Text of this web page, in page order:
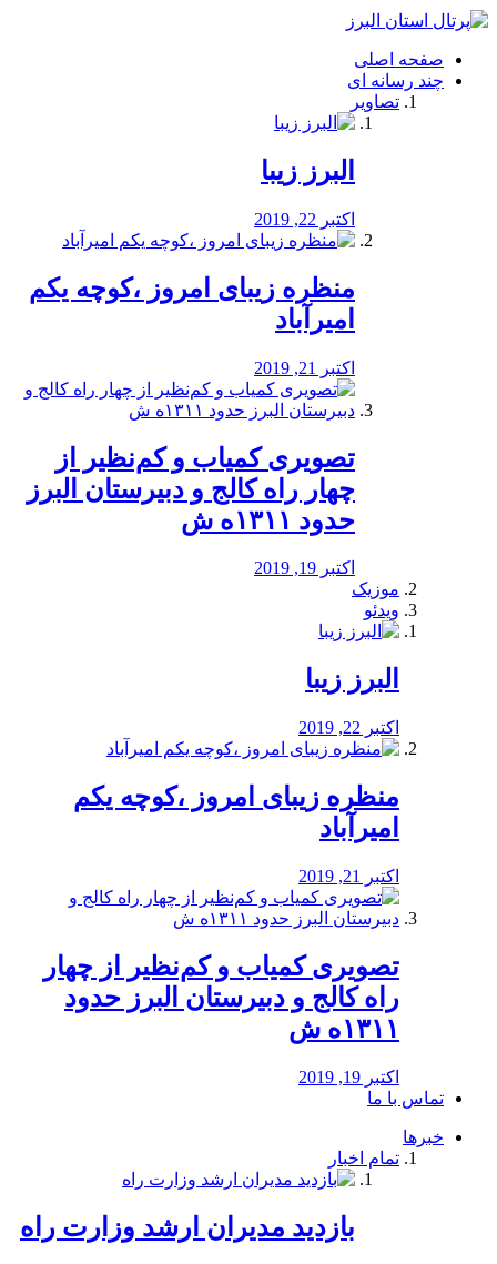
فصد
شرق
تهران
خشکشویی
صفحه اصلی
چند رسانه ای
تصاویر
البرز زیبا
اکتبر 22, 2019
منظره‌‌ زیبای امروز ،کوچه یکم
امیرآباد
اکتبر 21, 2019
️تصویری کمیاب و کم‌نظیر از
چهار راه كالج و دبيرستان البرز
حدود ۱۳۱۱ه ش
اکتبر 19, 2019
موزیک
ویدئو
البرز زیبا
اکتبر 22, 2019
منظره‌‌ زیبای امروز ،کوچه یکم
امیرآباد
اکتبر 21, 2019
️تصویری کمیاب و کم‌نظیر از چهار
راه كالج و دبيرستان البرز حدود
۱۳۱۱ه ش
اکتبر 19, 2019
تماس با ما
خبرها
تمام اخبار
بازدید مدیران ارشد وزارت راه